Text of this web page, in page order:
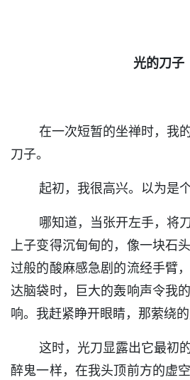
光的刀子
在一次短暂的坐禅时，我的
刀子。
起初，我很高兴。以为是个
哪知道，当张开左手，将刀
上子变得沉甸甸的，像一块石
过般的酸麻感急剧的流经手臂
达脑袋时，巨大的轰响声令我
响。我赶紧睁开眼睛，那萦绕的
这时，光刀显露出它最初的
醉鬼一样，在我头顶前方的虚